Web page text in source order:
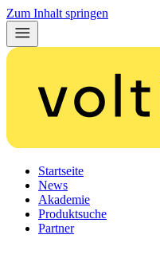
Zum Inhalt springen
Startseite
News
Akademie
Produktsuche
Partner